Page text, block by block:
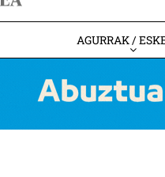
AGURRAK /